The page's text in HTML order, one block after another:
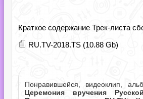
Краткое содержание Трек-листа
RU.TV-2018.TS (10.88 Gb)
Понравившейся, видеоклип,
Церемония вручения